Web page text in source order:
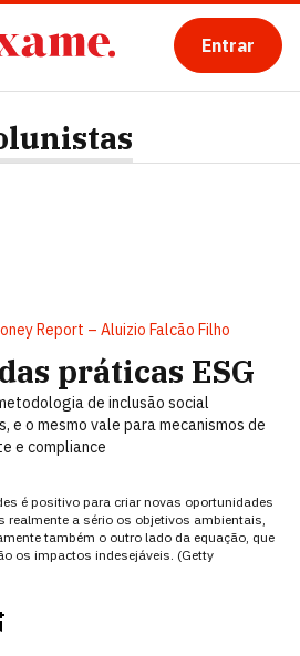
Entrar
Report – Aluizio Falcão Filho
práticas ESG
de inclusão social
o mesmo vale para mecanismos de
e compliance
é positivo para criar novas oportunidades
realmente a sério os objetivos ambientais,
também o outro lado da equação, que
os impactos indesejáveis. (Getty